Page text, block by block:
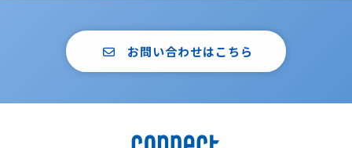
お問い合わせはこちら